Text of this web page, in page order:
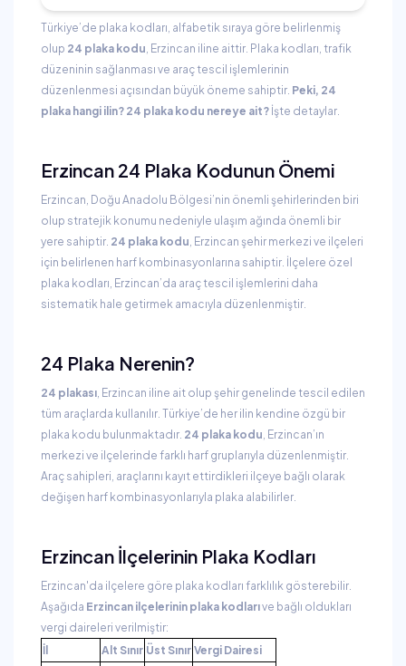
Türkiye’de plaka kodları, alfabetik sıraya göre belirlenmiş
olup 24 plaka kodu, Erzincan iline aittir. Plaka kodları, trafik
düzeninin sağlanması ve araç tescil işlemlerinin
düzenlenmesi açısından büyük öneme sahiptir. Peki, 24
plaka hangi ilin? 24 plaka kodu nereye ait? İşte detaylar.
Erzincan 24 Plaka Kodunun Önemi
Erzincan, Doğu Anadolu Bölgesi’nin önemli şehirlerinden biri
olup stratejik konumu nedeniyle ulaşım ağında önemli bir
yere sahiptir. 24 plaka kodu, Erzincan şehir merkezi ve ilçeleri
için belirlenen harf kombinasyonlarına sahiptir. İlçelere özel
plaka kodları, Erzincan’da araç tescil işlemlerini daha
sistematik hale getirmek amacıyla düzenlenmiştir.
24 Plaka Nerenin?
24 plakası, Erzincan iline ait olup şehir genelinde tescil edilen
tüm araçlarda kullanılır. Türkiye’de her ilin kendine özgü bir
plaka kodu bulunmaktadır. 24 plaka kodu, Erzincan’ın
merkezi ve ilçelerinde farklı harf gruplarıyla düzenlenmiştir.
Araç sahipleri, araçlarını kayıt ettirdikleri ilçeye bağlı olarak
değişen harf kombinasyonlarıyla plaka alabilirler.
Erzincan İlçelerinin Plaka Kodları
Erzincan'da ilçelere göre plaka kodları farklılık gösterebilir.
Aşağıda Erzincan ilçelerinin plaka kodlarıve bağlı oldukları
vergi daireleri verilmiştir:
İl
Alt Sınır Üst Sınır Vergi Dairesi